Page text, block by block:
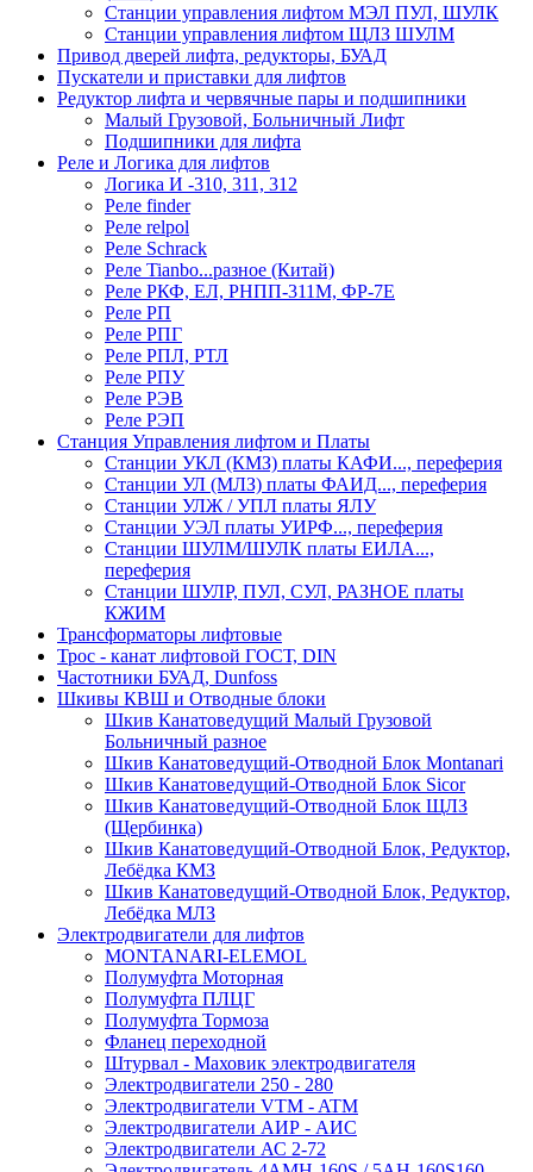
Станции управления лифтом МЭЛ ПУЛ, ШУЛК
Станции управления лифтом ЩЛЗ ШУЛМ
Привод дверей лифта, редукторы, БУАД
Пускатели и приставки для лифтов
Редуктор лифта и червячные пары и подшипники
Малый Грузовой, Больничный Лифт
Подшипники для лифта
Реле и Логика для лифтов
Логика И -310, 311, 312
Реле findеr
Реле relpol
Реле Schrack
Реле Tianbo...разное (Китай)
Реле РКФ, ЕЛ, РНПП-311М, ФР-7Е
Реле РП
Реле РПГ
Реле РПЛ, РТЛ
Реле РПУ
Реле РЭВ
Реле РЭП
Станция Управления лифтом и Платы
Станции УКЛ (КМЗ) платы КАФИ..., переферия
Станции УЛ (МЛЗ) платы ФАИД..., переферия
Станции УЛЖ / УПЛ платы ЯЛУ
Станции УЭЛ платы УИРФ..., переферия
Станции ШУЛМ/ШУЛК платы ЕИЛА...,
переферия
Станции ШУЛР, ПУЛ, СУЛ, РАЗНОЕ платы
КЖИМ
Трансформаторы лифтовые
Трос - канат лифтовой ГОСТ, DIN
Частотники БУАД, Dunfoss
Шкивы КВШ и Отводные блоки
Шкив Канатоведущий Малый Грузовой
Больничный разное
Шкив Канатоведущий-Отводной Блок Montanari
Шкив Канатоведущий-Отводной Блок Sicor
Шкив Канатоведущий-Отводной Блок ЩЛЗ
(Щербинка)
Шкив Канатоведущий-Отводной Блок, Редуктор,
Лебёдка КМЗ
Шкив Канатоведущий-Отводной Блок, Редуктор,
Лебёдка МЛЗ
Электродвигатели для лифтов
MONTANARI-ELEMOL
Полумуфта Моторная
Полумуфта ПЛЦГ
Полумуфта Тормоза
Фланец переходной
Штурвал - Маховик электродвигателя
Электродвигатели 250 - 280
Электродвигатели VTM - ATM
Электродвигатели АИР - АИС
Электродвигатели АС 2-72